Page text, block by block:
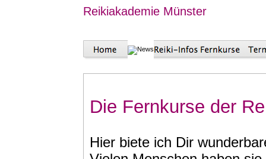
Reikiakademie Münster
Die Fernkurse der
Hier biete ich Dir